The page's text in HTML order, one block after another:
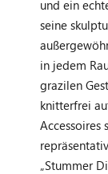
und ein
seine
in jedem
grazilen
knitterfrei
Accessoires
„Stummer